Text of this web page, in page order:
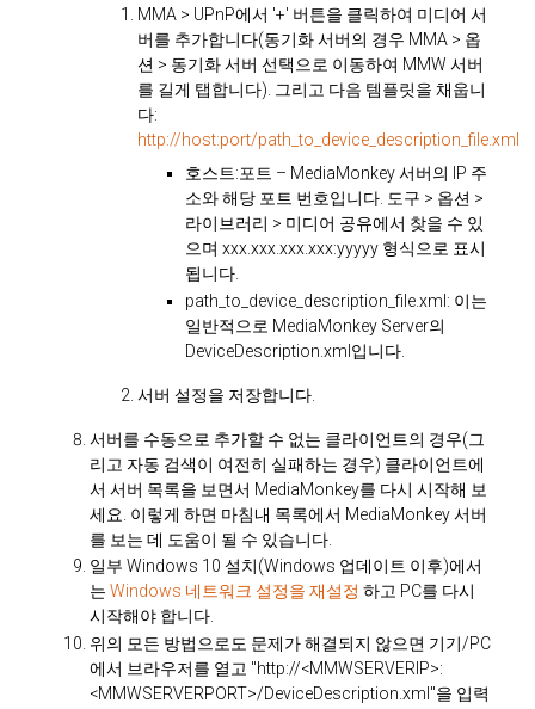
MMA > UPnP에서 '+' 버튼을 클릭하여 미디어 서
버를 추가합니다(동기화 서버의 경우 MMA > 옵
션 > 동기화 서버 선택으로 이동하여 MMW 서버
를 길게 탭합니다). 그리고 다음 템플릿을 채웁니
다:
http://host:port/path_to_device_description_file.xml
호스트:포트 – MediaMonkey 서버의 IP 주
소와 해당 포트 번호입니다. 도구 > 옵션 >
라이브러리 > 미디어 공유에서 찾을 수 있
으며 xxx.xxx.xxx.xxx:yyyyy 형식으로 표시
됩니다.
path_to_device_description_file.xml: 이는
일반적으로 MediaMonkey Server의
DeviceDescription.xml입니다.
서버 설정을 저장합니다.
서버를 수동으로 추가할 수 없는 클라이언트의 경우(그
리고 자동 검색이 여전히 실패하는 경우) 클라이언트에
서 서버 목록을 보면서 MediaMonkey를 다시 시작해 보
세요. 이렇게 하면 마침내 목록에서 MediaMonkey 서버
를 보는 데 도움이 될 수 있습니다.
일부 Windows 10 설치(Windows 업데이트 이후)에서
는 Windows 네트워크 설정을 재설정 하고 PC를 다시
시작해야 합니다.
위의 모든 방법으로도 문제가 해결되지 않으면 기기/PC
에서 브라우저를 열고 "http://<MMWSERVERIP>:
<MMWSERVERPORT>/DeviceDescription.xml"을 입력